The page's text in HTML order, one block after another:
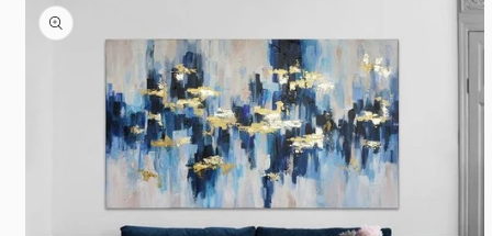
informations
produits